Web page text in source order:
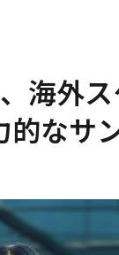
海外
なサ